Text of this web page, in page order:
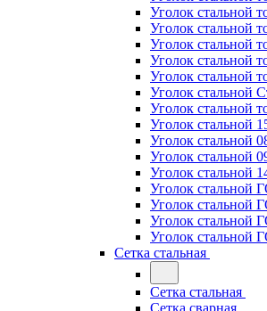
Уголок стальной
Уголок стальной
Уголок стальной
Уголок стальной
Уголок стальной
Уголок стальной
Уголок стальной
Уголок стальной
Уголок стальной
Уголок стальной
Уголок стальной
Уголок стальной
Уголок стальной
Уголок стальной
Уголок стальной
Сетка стальная
Сетка стальная
Сетка сварная